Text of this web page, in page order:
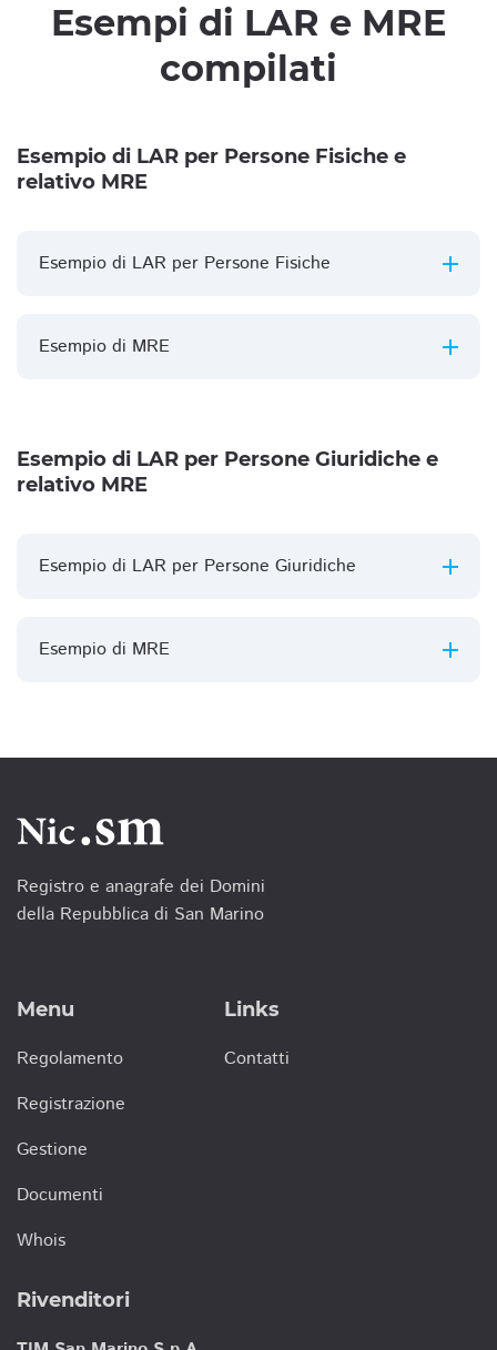
Esempi di LAR e MRE
compilati
Esempio di LAR per Persone Fisiche e
relativo MRE
Esempio di LAR per Persone Fisiche
Esempio di MRE
Esempio di LAR per Persone Giuridiche e
relativo MRE
Esempio di LAR per Persone Giuridiche
Esempio di MRE
Registro e anagrafe dei Domini
della Repubblica di San Marino
Menu
Regolamento
Registrazione
Gestione
Documenti
Whois
Links
Contatti
Rivenditori